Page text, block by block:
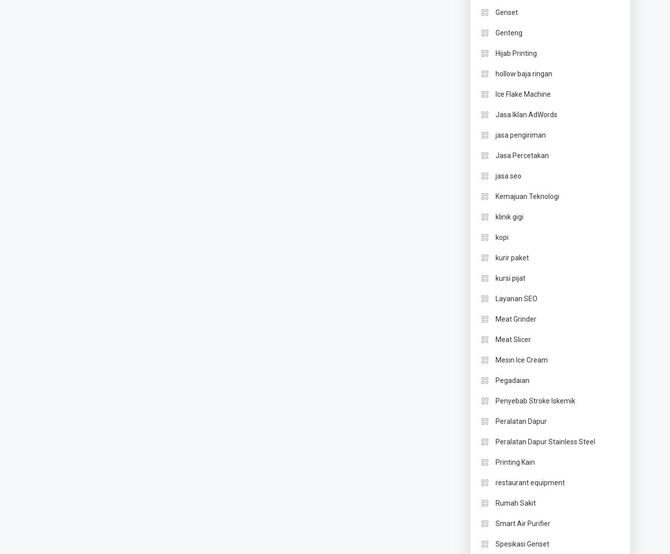
Genset
Genteng
Hijab Printing
hollow baja ringan
Ice Flake Machine
Jasa Iklan AdWords
jasa pengiriman
Jasa Percetakan
jasa seo
Kemajuan Teknologi
klinik gigi
kopi
kurir paket
kursi pijat
Layanan SEO
Meat Grinder
Meat Slicer
Mesin Ice Cream
Pegadaian
Penyebab Stroke Iskemik
Peralatan Dapur
Peralatan Dapur Stainless Steel
Printing Kain
restaurant equipment
Rumah Sakit
Smart Air Purifier
Spesikasi Genset